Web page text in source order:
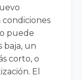
puede
baja, un
corto, o
El